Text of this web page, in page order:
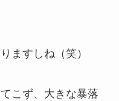
ますしね（笑）
こず、大きな暴落